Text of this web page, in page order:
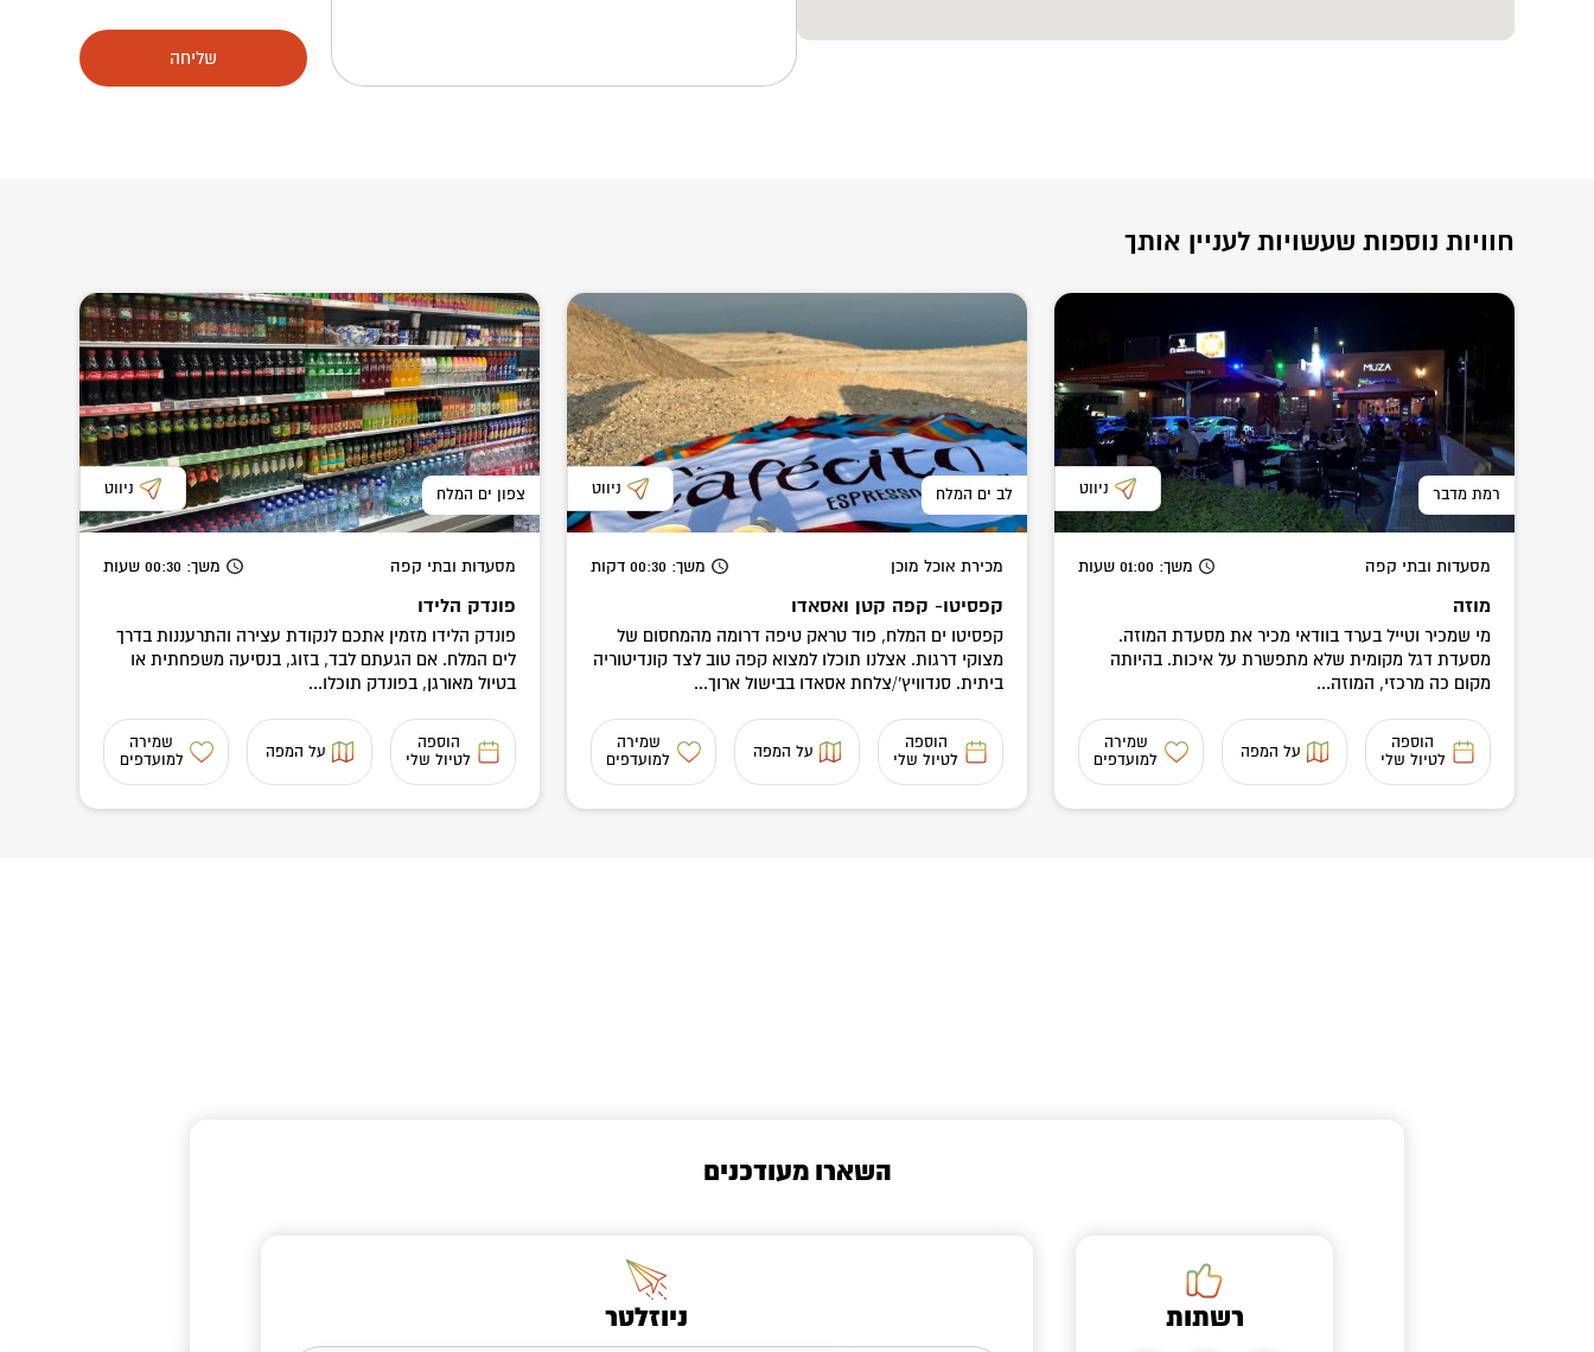
שליחה
חוויות נוספות שעשויות לעניין אותך
רמת מדבר ניווט
מסעדות ובתי קפה משך: 01:00 שעות
מוזה
מי שמכיר וטייל בערד בוודאי מכיר את מסעדת המוזה.
מסעדת דגל מקומית שלא מתפשרת על איכות. בהיותה
מקום כה מרכזי, המוזה...
הוספה
לטיול שלי
על המפה
שמירה
למועדפים
לב ים המלח ניווט
מכירת אוכל מוכן משך: 00:30 דקות
קפסיטו- קפה קטן ואסאדו
קפסיטו ים המלח, פוד טראק טיפה דרומה מהמחסום של
מצוקי דרגות. אצלנו תוכלו למצוא קפה טוב לצד קונדיטוריה
ביתית. סנדוויץ'/צלחת אסאדו בבישול ארוך...
הוספה
לטיול שלי
על המפה
שמירה
למועדפים
צפון ים המלח ניווט
מסעדות ובתי קפה משך: 00:30 שעות
פונדק הלידו
פונדק הלידו מזמין אתכם לנקודת עצירה והתרעננות בדרך
לים המלח. אם הגעתם לבד, בזוג, בנסיעה משפחתית או
בטיול מאורגן, בפונדק תוכלו...
הוספה
לטיול שלי
על המפה
שמירה
למועדפים
השארו מעודכנים
רשתות ניוזלטר